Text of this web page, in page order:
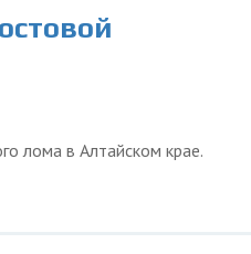
лома в Алтайском крае.